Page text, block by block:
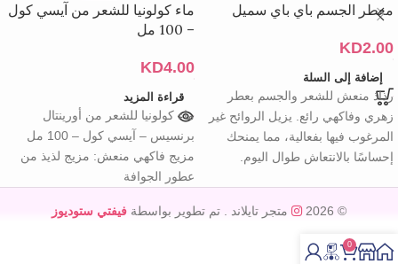
معطر الجسم باي باي سميل
KD2.00
إضافة إلى السلة
رذاذ منعش للشعر والجسم بعطر
زهري وفاكهي رائع. يزيل الروائح غير
المرغوب فيها بفعالية، مما يمنحك
إحساسًا بالانتعاش طوال اليوم.
ماء كولونيا للشعر من آيسي كول
– 100 مل
KD4.00
قراءة المزيد
ماء كولونيا للشعر من أورينتال
برنسيس – آيسي كول – 100 مل
مزيج فاكهي منعش: مزيج لذيذ من
عطور الجوافة
© 2026 متجر تايلاند . تم تطوير بواسطة فيفتي ستوديوز
0